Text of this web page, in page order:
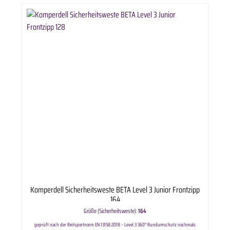
Komperdell Sicherheitsweste BETA Level 3 Junior Frontzipp
164
Größe (Sicherheitsweste):164
geprüft nach der Reitsportnorm EN 13158:2018 – Level 3 360° Rundumschutz nochmals